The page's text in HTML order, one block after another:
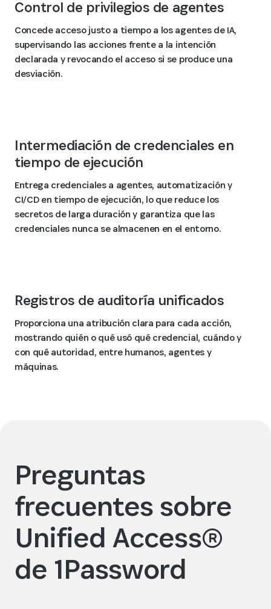
Control de privilegios de agentes
Concede acceso justo a tiempo a los agentes de IA,
supervisando las acciones frente a la intención
declarada y revocando el acceso si se produce una
desviación.
Intermediación de credenciales en
tiempo de ejecución
Entrega credenciales a agentes, automatización y
CI/CD en tiempo de ejecución, lo que reduce los
secretos de larga duración y garantiza que las
credenciales nunca se almacenen en el entorno.
Registros de auditoría unificados
Proporciona una atribución clara para cada acción,
mostrando quién o qué usó qué credencial, cuándo y
con qué autoridad, entre humanos, agentes y
máquinas.
Preguntas
frecuentes sobre
Unified Access®
de 1Password